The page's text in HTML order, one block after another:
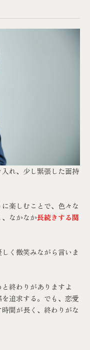
れ、少し緊張した面持
楽しむことで、色々な
なかなか長続きする関
く微笑みながら言いま
終わりがありますよ
追求する。でも、恋愛
間が長く、終わりがな